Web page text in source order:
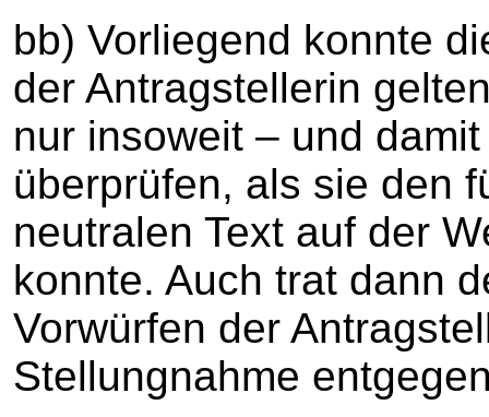
bb) Vorliegend konnte
der Antragstellerin
nur insoweit – und
überprüfen, als sie den
neutralen Text auf der
konnte. Auch trat dann
Vorwürfen der
Stellungnahme